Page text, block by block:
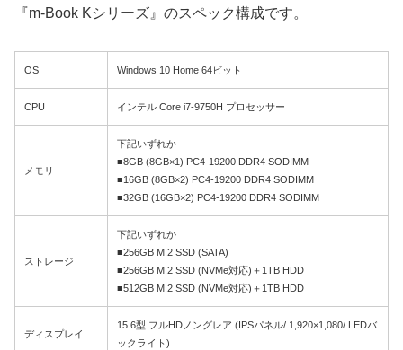
『m-Book Kシリーズ』のスペック構成です。
OS Windows 10 Home 64ビット
CPU インテル Core i7-9750H プロセッサー
メモリ
下記いずれか
■8GB (8GB×1) PC4-19200 DDR4 SODIMM
■16GB (8GB×2) PC4-19200 DDR4 SODIMM
■32GB (16GB×2) PC4-19200 DDR4 SODIMM
ストレージ
下記いずれか
■256GB M.2 SSD (SATA)
■256GB M.2 SSD (NVMe対応)＋1TB HDD
■512GB M.2 SSD (NVMe対応)＋1TB HDD
ディスプレイ
15.6型 フルHDノングレア (IPSパネル/ 1,920×1,080/ LEDバ
ックライト)